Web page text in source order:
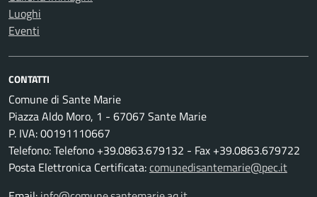
Luoghi
Eventi
CONTATTI
Comune di Sante Marie
Piazza Aldo Moro, 1 - 67067 Sante Marie
P. IVA: 00191110667
Telefono: Telefono +39.0863.679132 - Fax +39.0863.679722
Posta Elettronica Certificata:comunedisantemarie@pec.it